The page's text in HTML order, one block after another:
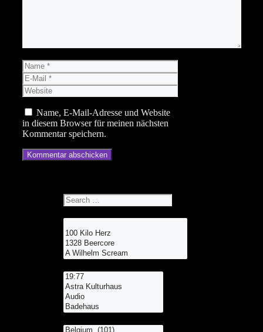
Name
E-
Mail
Website
Name, E-Mail-Adresse und Website
in diesem Browser für meinen nächsten
Kommentar speichern.